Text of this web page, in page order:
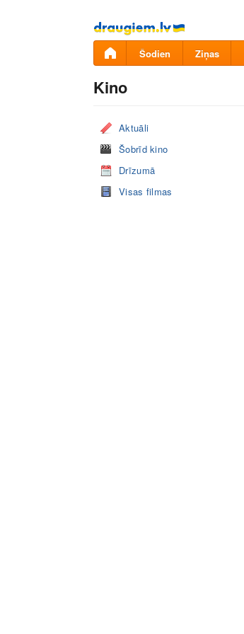
Pāriet
uz
saturu
Šodien Ziņas
Kino
Aktuāli
Šobrīd kino
Drīzumā
Visas filmas